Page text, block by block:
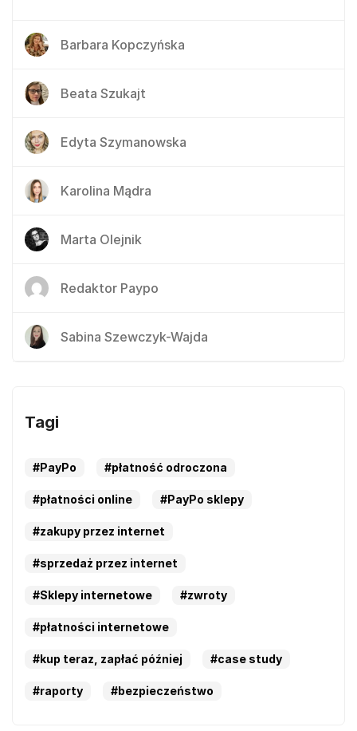
Barbara Kopczyńska
Beata Szukajt
Edyta Szymanowska
Karolina Mądra
Marta Olejnik
Redaktor Paypo
Sabina Szewczyk-Wajda
Tagi
#PayPo #płatność odroczona
#płatności online #PayPo sklepy
#zakupy przez internet
#sprzedaż przez internet
#Sklepy internetowe #zwroty
#płatności internetowe
#kup teraz, zapłać później #case study
#raporty #bezpieczeństwo